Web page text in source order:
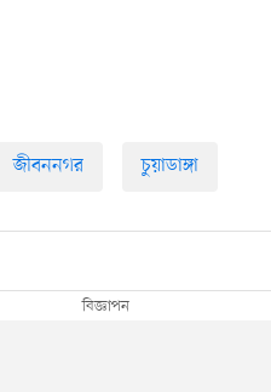
জীবননগর চুয়াডাঙ্গা